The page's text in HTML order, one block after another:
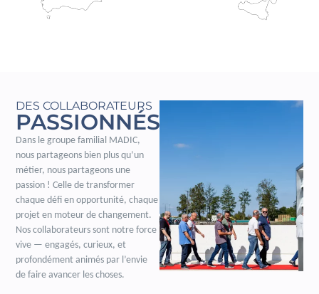
DES COLLABORATEURS
PASSIONNÉS
Dans le groupe familial MADIC,
nous partageons bien plus qu’un
métier, nous partageons une
passion ! Celle de transformer
chaque défi en opportunité, chaque
projet en moteur de changement.
Nos collaborateurs sont notre force
vive — engagés, curieux, et
profondément animés par l’envie
de faire avancer les choses.